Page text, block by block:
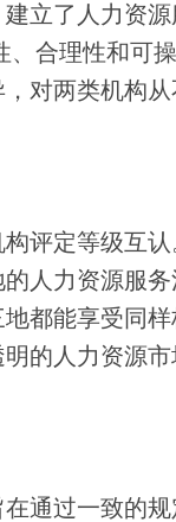
立了人力资
合理性和可
对两类机构
定等级互认
人力资源服
都能享受同
的人力资源市
过一致的规